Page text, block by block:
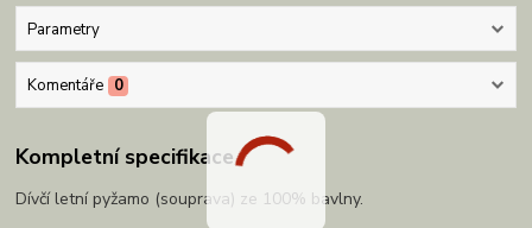
Parametry
Komentáře 0
Kompletní specifikace
Dívčí letní pyžamo (souprava) ze 100% bavlny.